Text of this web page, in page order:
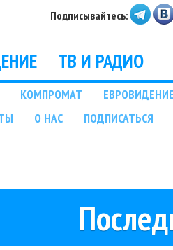
Подписывайтесь:
ТВ И РАДИО
КОМПРОМАТ ЕВРОВИДЕНИЕ
О НАС ПОДПИСАТЬСЯ